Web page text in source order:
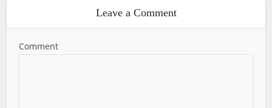
Leave a Comment
Comment